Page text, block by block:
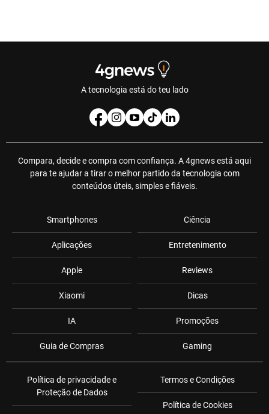
A tecnologia está do teu lado
Compara, decide e compra com confiança. A 4gnews está aqui
para te ajudar a tirar o melhor partido da tecnologia com
conteúdos úteis, simples e fiáveis.
Smartphones
Aplicações
Apple
Xiaomi
IA
Guia de Compras
Ciência
Entretenimento
Reviews
Dicas
Promoções
Gaming
Política de privacidade e
Proteção de Dados
Termos e Condições
Política de Cookies